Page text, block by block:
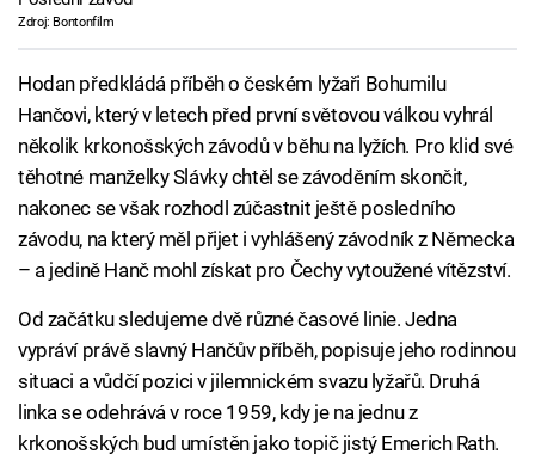
Zdroj: Bontonfilm
Hodan předkládá příběh o českém lyžaři Bohumilu
Hančovi, který v letech před první světovou válkou vyhrál
několik krkonošských závodů v běhu na lyžích. Pro klid své
těhotné manželky Slávky chtěl se závoděním skončit,
nakonec se však rozhodl zúčastnit ještě posledního
závodu, na který měl přijet i vyhlášený závodník z Německa
– a jedině Hanč mohl získat pro Čechy vytoužené vítězství.
Od začátku sledujeme dvě různé časové linie. Jedna
vypráví právě slavný Hančův příběh, popisuje jeho rodinnou
situaci a vůdčí pozici v jilemnickém svazu lyžařů. Druhá
linka se odehrává v roce 1959, kdy je na jednu z
krkonošských bud umístěn jako topič jistý Emerich Rath.